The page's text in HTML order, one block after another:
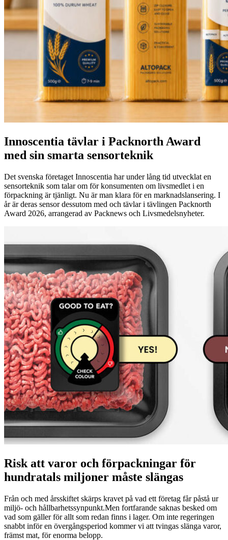
Innoscentia tävlar i Packnorth Award
med sin smarta sensorteknik
Det svenska företaget Innoscentia har under lång tid utvecklat en
sensorteknik som talar om för konsumenten om livsmedlet i en
förpackning är tjänligt. Nu är man klara för en marknadslansering. I
år är deras sensor dessutom med och tävlar i tävlingen Packnorth
Award 2026, arrangerad av Packnews och Livsmedelsnyheter.
Risk att varor och förpackningar för
hundratals miljoner måste slängas
Från och med årsskiftet skärps kravet på vad ett företag får påstå ur
miljö- och hållbarhetssynpunkt.Men fortfarande saknas besked om
vad som gäller för allt som redan finns i lager. Om inte regeringen
snabbt inför en övergångsperiod kommer vi att tvingas slänga varor,
främst mat, för enorma belopp.